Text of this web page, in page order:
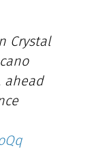
Crystal
ahead